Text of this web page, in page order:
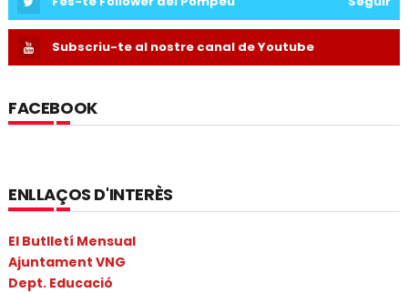
Subscriu-te al nostre canal de Youtube
FACEBOOK
ENLLAÇOS D'INTERÈS
El Butlletí Mensual
Ajuntament VNG
Dept. Educació